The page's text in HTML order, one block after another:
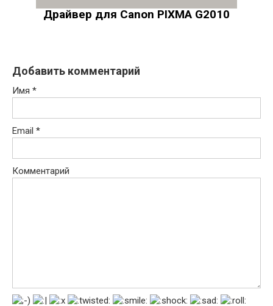
Драйвер для Canon PIXMA G2010
Добавить комментарий
Имя *
Email *
Комментарий